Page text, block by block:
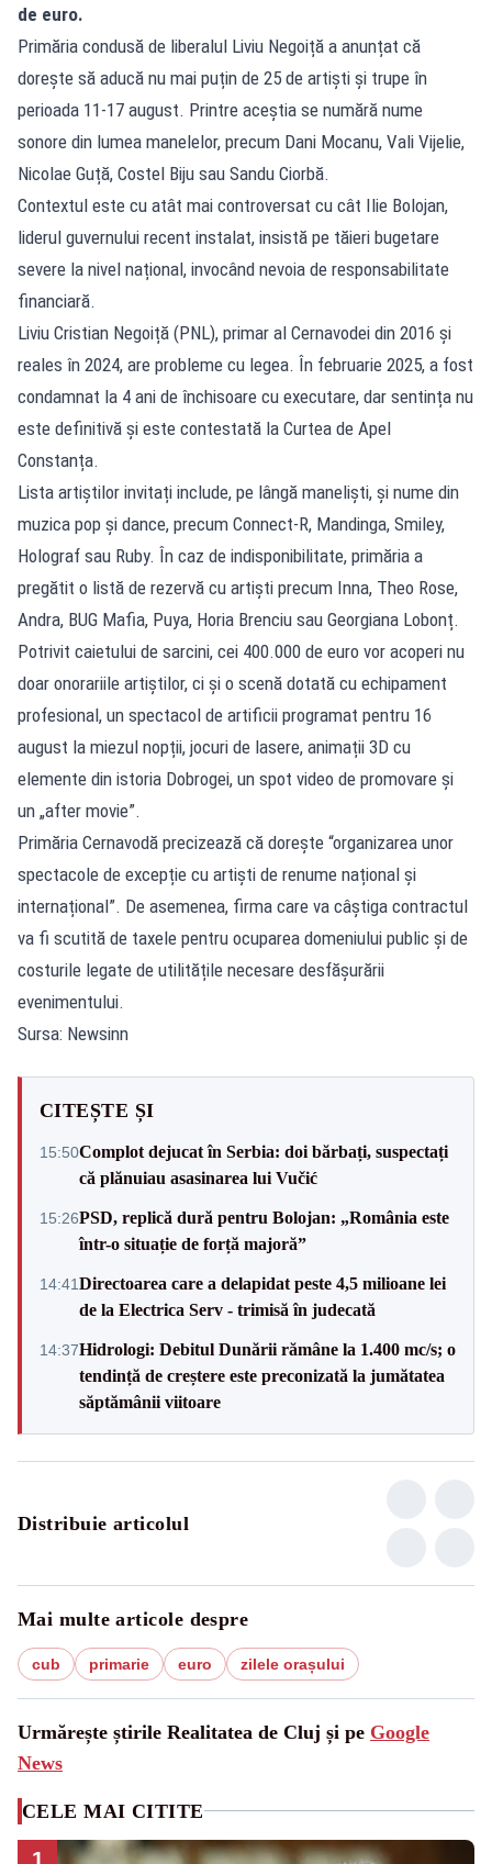
de euro.
Primăria condusă de liberalul Liviu Negoiță a anunțat că
dorește să aducă nu mai puțin de 25 de artiști și trupe în
perioada 11-17 august. Printre aceștia se numără nume
sonore din lumea manelelor, precum Dani Mocanu, Vali Vijelie,
Nicolae Guță, Costel Biju sau Sandu Ciorbă.
Contextul este cu atât mai controversat cu cât Ilie Bolojan,
liderul guvernului recent instalat, insistă pe tăieri bugetare
severe la nivel național, invocând nevoia de responsabilitate
financiară.
Liviu Cristian Negoiță (PNL), primar al Cernavodei din 2016 și
reales în 2024, are probleme cu legea. În februarie 2025, a fost
condamnat la 4 ani de închisoare cu executare, dar sentința nu
este definitivă și este contestată la Curtea de Apel
Constanța.
Lista artiștilor invitați include, pe lângă maneliști, și nume din
muzica pop și dance, precum Connect-R, Mandinga, Smiley,
Holograf sau Ruby. În caz de indisponibilitate, primăria a
pregătit o listă de rezervă cu artiști precum Inna, Theo Rose,
Andra, BUG Mafia, Puya, Horia Brenciu sau Georgiana Lobonț.
Potrivit caietului de sarcini, cei 400.000 de euro vor acoperi nu
doar onorariile artiștilor, ci și o scenă dotată cu echipament
profesional, un spectacol de artificii programat pentru 16
august la miezul nopții, jocuri de lasere, animații 3D cu
elemente din istoria Dobrogei, un spot video de promovare și
un „after movie”.
Primăria Cernavodă precizează că dorește “organizarea unor
spectacole de excepție cu artiști de renume național și
internațional”. De asemenea, firma care va câștiga contractul
va fi scutită de taxele pentru ocuparea domeniului public și de
costurile legate de utilitățile necesare desfășurării
evenimentului.
Sursa: Newsinn
CITEȘTE ȘI
15:50Complot dejucat în Serbia: doi bărbați, suspectați
că plănuiau asasinarea lui Vučić
15:26PSD, replică dură pentru Bolojan: „România este
într-o situație de forță majoră”
14:41Directoarea care a delapidat peste 4,5 milioane lei
de la Electrica Serv - trimisă în judecată
14:37Hidrologi: Debitul Dunării rămâne la 1.400 mc/s; o
tendință de creștere este preconizată la jumătatea
săptămânii viitoare
Distribuie articolul
Mai multe articole despre
cub primarie euro zilele orașului
Urmărește știrile Realitatea de Cluj și pe Google
News
CELE MAI CITITE
1